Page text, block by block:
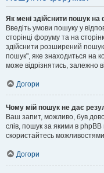
Як мені здійснити пошук на
Введіть умови пошуку у
сторінці форуму та на
здійснити розширений
пошук", яке знаходиться на
може відрізнятись, залежно
Догори
Чому мій пошук не дає
Ваш запит, можливо, був
слів, пошук за якими в phpBB
скористайтесь
Догори